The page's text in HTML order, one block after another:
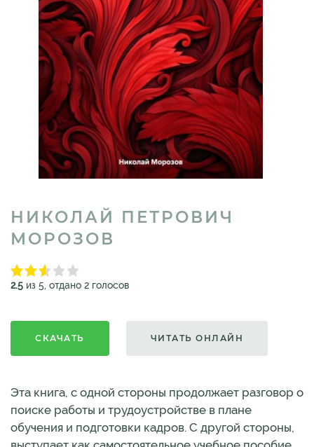
НИКОЛАЙ ПЕТРОВИЧ
МОРОЗОВ
2.5 из 5, отдано 2 голосов
СКАЧАТЬ ЧИТАТЬ ОНЛАЙН
Эта книга, с одной стороны продолжает разговор о
поиске работы и трудоустройстве в плане
обучения и подготовки кадров. С другой стороны,